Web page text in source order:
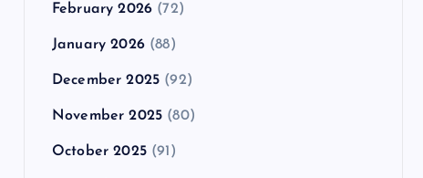
February 2026 (72)
January 2026(88)
December 2025 (92)
November 2025 (80)
October 2025(91)